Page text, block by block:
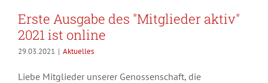
Erste Ausgabe des "Mitglieder aktiv"
2021 ist online
29.03.2021 | Aktuelles
Liebe Mitglieder unserer Genossenschaft, die